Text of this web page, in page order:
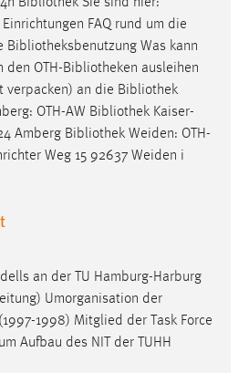
Bibliothek Sie sind hier:
FAQ rund um die
Bibliotheksbenutzung Was kann
den OTH-Bibliotheken ausleihen
verpacken) an die Bibliothek
OTH-AW Bibliothek Kaiser-
Amberg Bibliothek Weiden: OTH-
Weg 15 92637 Weiden i
an der TU Hamburg-Harburg
Umorganisation der
1998) Mitglied der Task Force
Aufbau des NIT der TUHH